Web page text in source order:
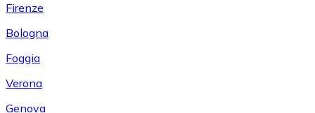
Firenze
Bologna
Foggia
Verona
Genova